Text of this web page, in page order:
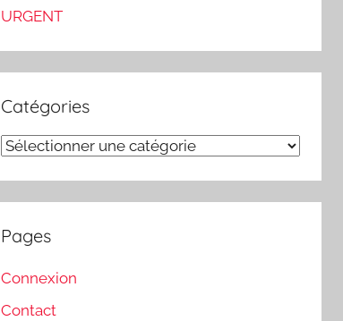
URGENT
Catégories
Catégories
Pages
Connexion
Contact